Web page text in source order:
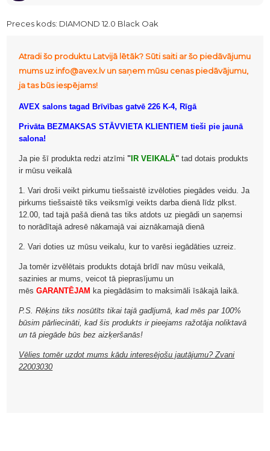
Preces kods: DIAMOND 12.0 Black Oak
Atradi šo produktu Latvijā lētāk? Sūti saiti ar šo piedāvājumu
mums uz info@avex.lv un saņem mūsu cenas piedāvājumu,
ja tas būs iespējams!
AVEX salons tagad Brīvības gatvē 226 K-4, Rīgā
Privāta BEZMAKSAS STĀVVIETA KLIENTIEM tieši pie jaunā
salona!
Ja pie šī produkta redzi atzīmi " IR VEIKALĀ" tad dotais produkts
ir mūsu veikalā
1. Vari droši veikt pirkumu tiešsaistē izvēloties piegādes veidu. Ja
pirkums tiešsaistē tiks veiksmīgi veikts darba dienā līdz plkst.
12.00, tad tajā pašā dienā tas tiks atdots uz piegādi un saņemsi
to norādītajā adresē nākamajā vai aiznākamajā dienā
2. Vari doties uz mūsu veikalu, kur to varēsi iegādāties uzreiz.
Ja tomēr izvēlētais produkts dotajā brīdī nav mūsu veikalā,
sazinies ar mums, veicot tā pieprasījumu un
mēsGARANTĒJAM ka piegādāsim to maksimāli īsākajā laikā.
P.S. Rēķins tiks nosūtīts tikai tajā gadījumā, kad mēs par 100%
būsim pārliecināti, kad šis produkts ir pieejams ražotāja noliktavā
un tā piegāde būs bez aizķeršanās!
Vēlies tomēr uzdot mums kādu interesējošu jautājumu? Zvani
22003030